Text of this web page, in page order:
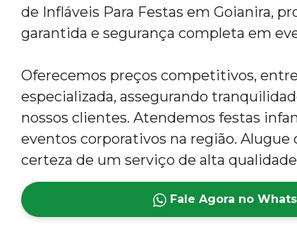
de Infláveis Para Festas em Goianira,
garantida e segurança completa em
Oferecemos preços competitivos,
especializada, assegurando
nossos clientes. Atendemos festas
eventos corporativos na região. Alugue
certeza de um serviço de alta
Fale Agora no